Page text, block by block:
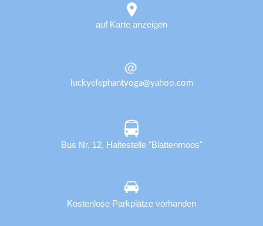
auf Karte anzeigen
luckyelephantyoga@yahoo.com
Bus Nr. 12, Haltestelle "Blattenmoos"
Kostenlose Parkplätze vorhanden